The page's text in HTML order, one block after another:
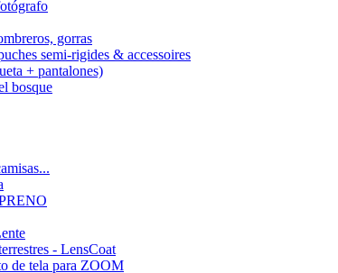
gorras
semi-rigides & accessoires
+ pantalones)
bosque
- LensCoat
de tela para ZOOM